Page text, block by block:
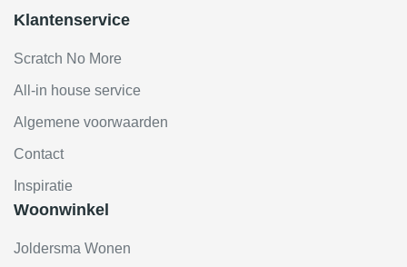
Klantenservice
Scratch No More
All-in house service
Algemene voorwaarden
Contact
Inspiratie
Woonwinkel
Joldersma Wonen